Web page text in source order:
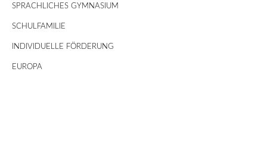
SPRACHLICHES GYMNASIUM
SCHULFAMILIE
INDIVIDUELLE FÖRDERUNG
EUROPA